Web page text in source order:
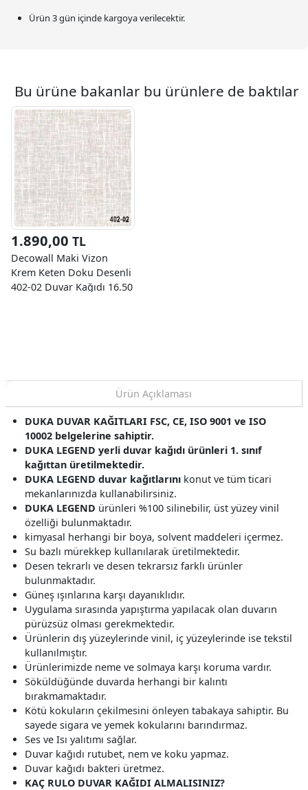
Ürün 3 gün içinde kargoya verilecektir.
Bu ürüne bakanlar bu ürünlere de baktılar
1.890,00 TL
Decowall Maki Vizon
Krem Keten Doku Desenli
402-02 Duvar Kağıdı 16.50
Ürün Açıklaması
DUKA DUVAR KAĞITLARI FSC, CE, ISO 9001 ve ISO
10002 belgelerine sahiptir.
DUKA LEGEND yerli duvar kağıdı ürünleri 1. sınıf
kağıttan üretilmektedir.
DUKA LEGEND duvar kağıtlarını konut ve tüm ticari
mekanlarınızda kullanabilirsiniz.
DUKA LEGEND ürünleri %100 silinebilir, üst yüzey vinil
özelliği bulunmaktadır.
kimyasal herhangi bir boya, solvent maddeleri içermez.
Su bazlı mürekkep kullanılarak üretilmektedir.
Desen tekrarlı ve desen tekrarsız farklı ürünler
bulunmaktadır.
Güneş ışınlarına karşı dayanıklıdır.
Uygulama sırasında yapıştırma yapılacak olan duvarın
pürüzsüz olması gerekmektedir.
Ürünlerin dış yüzeylerinde vinil, iç yüzeylerinde ise tekstil
kullanılmıştır.
Ürünlerimizde neme ve solmaya karşı koruma vardır.
Söküldüğünde duvarda herhangi bir kalıntı
bırakmamaktadır.
Kötü kokuların çekilmesini önleyen tabakaya sahiptir. Bu
sayede sigara ve yemek kokularını barındırmaz.
Ses ve Isı yalıtımı sağlar.
Duvar kağıdı rutubet, nem ve koku yapmaz.
Duvar kağıdı bakteri üretmez.
KAÇ RULO DUVAR KAĞIDI ALMALISINIZ?